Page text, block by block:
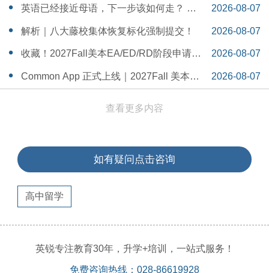
一Serena给出她的回答
14:55:58
英语已经接近母语，下一步该如何走？ 一
个WSDA冠军少年的成长答案
2026-08-07
14:42:48
解析｜八大藤校集体恢复标化强制提交！
2026-08-07
14:26:40
收藏！2027Fall美本EA/ED/RD阶段申请截
止日期汇总！
2026-08-07
14:20:11
Common App 正式上线｜2027Fall 美本申
2026-08-07
查看更多内容
如有疑问点击咨询
高中留学
英锐专注教育30年，升学+培训，一站式服务！
免费咨询热线：028-86619928